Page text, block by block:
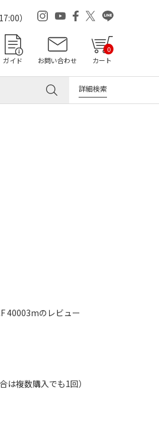
）
ガイド お問い合わせ カート
0
詳細検索
40003mのレビュー
複数購入でも1回）